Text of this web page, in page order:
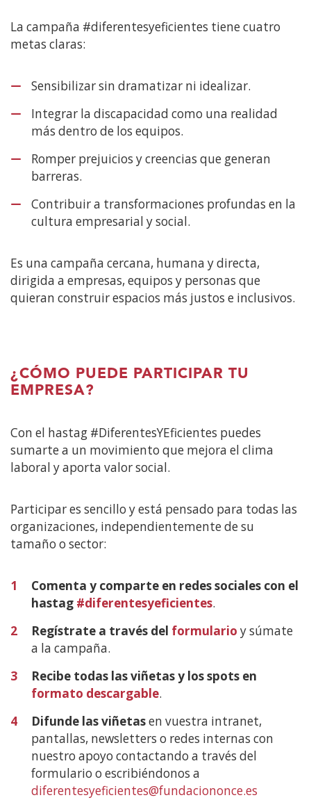
La campaña #diferentesyeficientes tiene cuatro
metas claras:
Sensibilizar sin dramatizar ni idealizar.
Integrar la discapacidad como una realidad
más dentro de los equipos.
Romper prejuicios y creencias que generan
barreras.
Contribuir a transformaciones profundas en la
cultura empresarial y social.
Es una campaña cercana, humana y directa,
dirigida a empresas, equipos y personas que
quieran construir espacios más justos e inclusivos.
¿CÓMO PUEDE PARTICIPAR TU
EMPRESA?
Con el hastag #DiferentesYEficientes puedes
sumarte a un movimiento que mejora el clima
laboral y aporta valor social.
Participar es sencillo y está pensado para todas las
organizaciones, independientemente de su
tamaño o sector:
1
Comenta y comparte en redes sociales con el
hastag #diferentesyeficientes.
2
Regístrate a través del formulario y súmate
a la campaña.
3
Recibe todas las viñetas y los spots en
formato descargable.
4
Difunde las viñetasen vuestra intranet,
pantallas, newsletters o redes internas con
nuestro apoyo contactando a través del
formulario o escribiéndonos a
diferentesyeficientes@fundaciononce.es